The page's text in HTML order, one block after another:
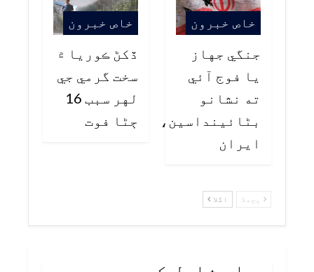
خاص خبرون
جنگي جهاز
يا فوج آئي
ته نشانو
بڻائينداسين،
ايران
خاص خبرون
ڏکڻ ڪوريا ۾
سخت گرمي جي
لهر سبب 16
ڄڻا فوت
پچھلا اگلا